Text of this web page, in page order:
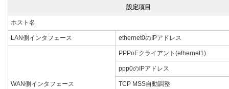
設定項目
ホスト名
LAN側インタフェース ethernet0のIPアドレス
WAN側インタフェース
PPPoEクライアント(ethernet1)
ppp0のIPアドレス
TCP MSS自動調整